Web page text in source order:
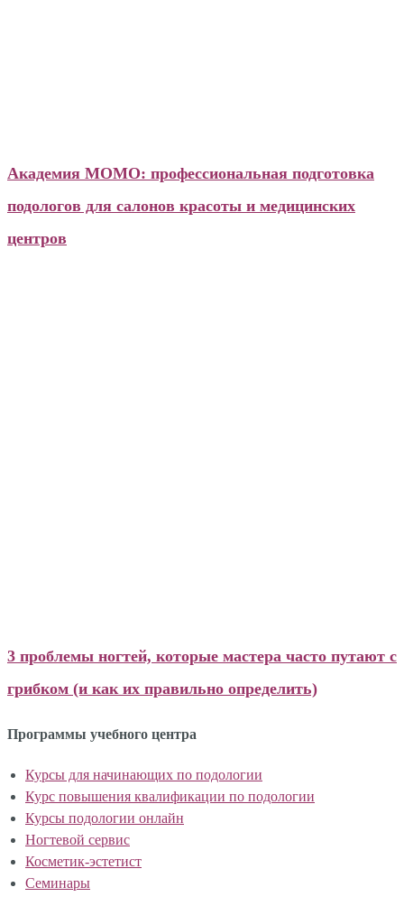
Академия МОМО: профессиональная подготовка
подологов для салонов красоты и медицинских
центров
3 проблемы ногтей, которые мастера часто путают с
грибком (и как их правильно определить)
Программы учебного центра
Курсы для начинающих по подологии
Курс повышения квалификации по подологии
Курсы подологии онлайн
Ногтевой сервис
Косметик-эстетист
Семинары